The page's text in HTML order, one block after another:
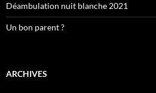
Déambulation nuit blanche 2021
Un bon parent ?
ARCHIVES